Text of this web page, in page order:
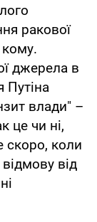
ракової
джерела в
Путіна
влади" –
це чи ні,
скоро, коли
від